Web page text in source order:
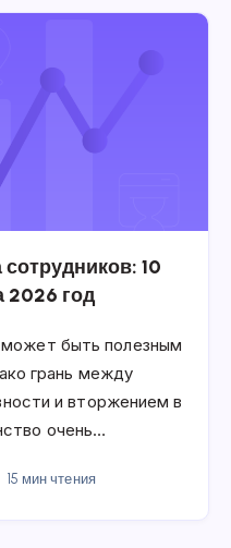
10
2026 год
быть полезным
грань между
и вторжением в
очень…
15 мин чтения